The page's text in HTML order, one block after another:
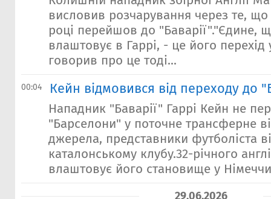
висловив розчарування через те, що
році перейшов до "Баварії"."Єдине,
влаштовує в Гаррі, - це його
говорив про це тоді...
00:04 Кейн відмовився від переходу до
Нападник "Баварії" Гаррі Кейн не
"Барселони" у поточне трансферне
джерела, представники футболіста
каталонському клубу.32-річного
влаштовує його становище у
29.06.2026